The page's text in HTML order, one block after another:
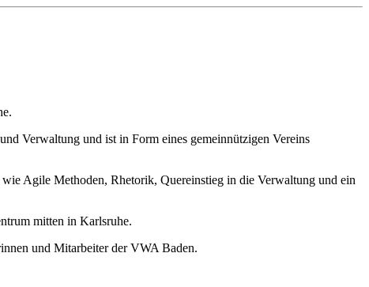
Verwaltung und ist in Form eines gemeinnützigen Vereins
Agile Methoden, Rhetorik, Quereinstieg in die Verwaltung und ein
mitten in Karlsruhe.
und Mitarbeiter der VWA Baden.